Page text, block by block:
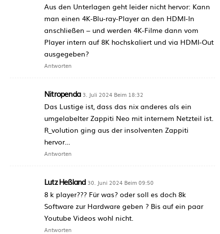
Aus den Unterlagen geht leider nicht hervor: Kann
man einen 4K-Blu-ray-Player an den HDMI-In
anschließen – und werden 4K-Filme dann vom
Player intern auf 8K hochskaliert und via HDMI-Out
ausgegeben?
Antworten
Nitropenda 3. Juli 2024 Beim 18:32
Das Lustige ist, dass das nix anderes als ein
umgelabelter Zappiti Neo mit internem Netzteil ist.
R_volution ging aus der insolventen Zappiti
hervor…
Antworten
Lutz Heßland 30. Juni 2024 Beim 09:50
8 k player??? Für was? oder soll es doch 8k
Software zur Hardware geben ? Bis auf ein paar
Youtube Videos wohl nicht.
Antworten